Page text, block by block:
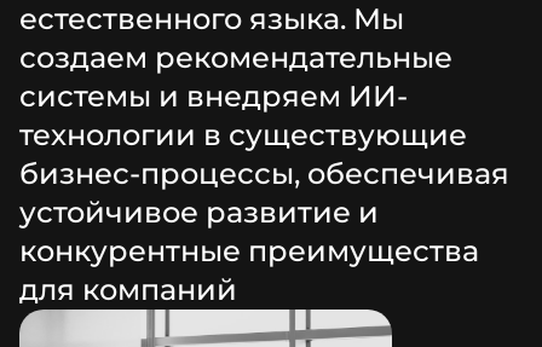
естественного языка. Мы
создаем рекомендательные
системы и внедряем ИИ-
технологии в существующие
бизнес-процессы, обеспечивая
устойчивое развитие и
конкурентные преимущества
для компаний